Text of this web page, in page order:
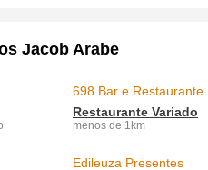
Jacob Arabe
698 Bar e Restaurante
Restaurante Variado
menos de 1km
Edileuza Presentes